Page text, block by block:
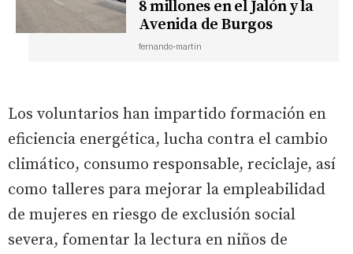
8 millones en el Jalón y la
Avenida de Burgos
fernando-martin
Los voluntarios han impartido formación en
eficiencia energética, lucha contra el cambio
climático, consumo responsable, reciclaje, así
como talleres para mejorar la empleabilidad
de mujeres en riesgo de exclusión social
severa, fomentar la lectura en niños de